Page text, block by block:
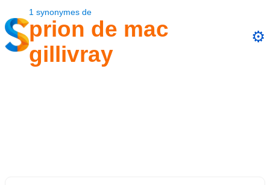
1 synonymes de
prion de mac
gillivray
⚙️